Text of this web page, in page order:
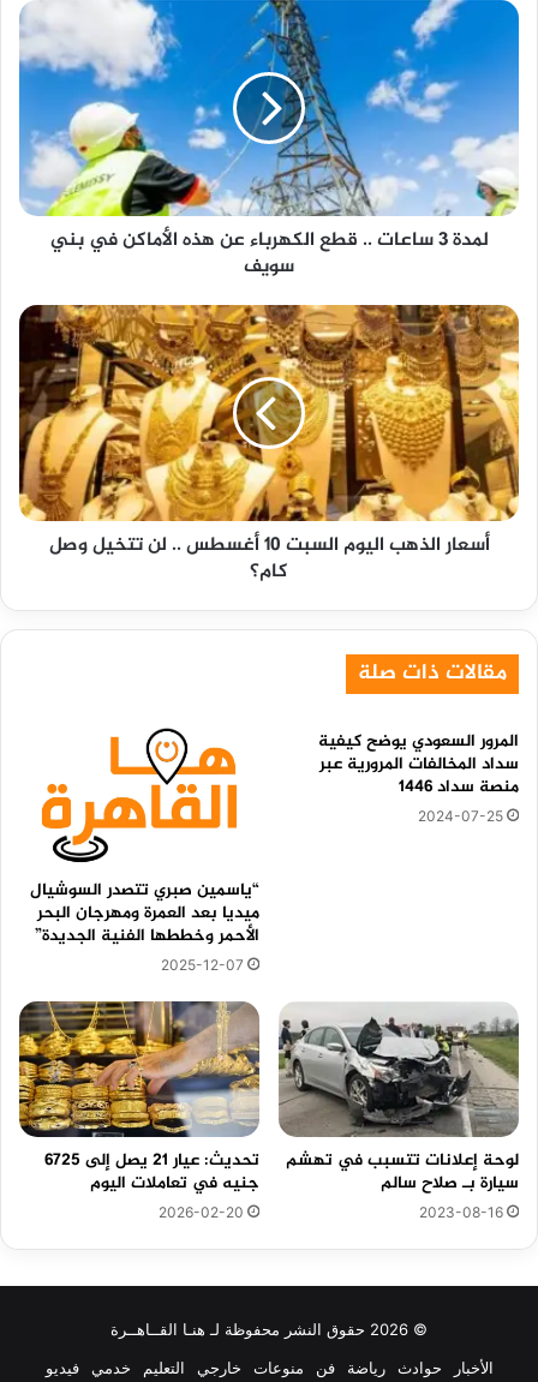
لمدة
الكهرباء
هذه
الأماكن
لمدة 3 ساعات .. قطع الكهرباء عن هذه الأماكن في بني
سويف
أسعار
الذهب
اليوم
السبت
10
أغسطس
..
لن
تتخيل
وصل
أسعار الذهب اليوم السبت 10 أغسطس .. لن تتخيل وصل
كام؟
مقالات ذات صلة
المرور السعودي يوضح كيفية
سداد المخالفات المرورية عبر
منصة سداد 1446
2024-07-25
“ياسمين صبري تتصدر السوشيال
ميديا بعد العمرة ومهرجان البحر
الأحمر وخططها الفنية الجديدة”
2025-12-07
لوحة إعلانات تتسبب في تهشم
سيارة بـ صلاح سالم
2023-08-16
تحديث: عيار 21 يصل إلى 6725
جنيه في تعاملات اليوم
2026-02-20
© 2026 حقوق النشر محفوظة لـ هنـا القــاهــرة
الأخبار
حوادث رياضة فن منوعات خارجي التعليم خدمي فيديو